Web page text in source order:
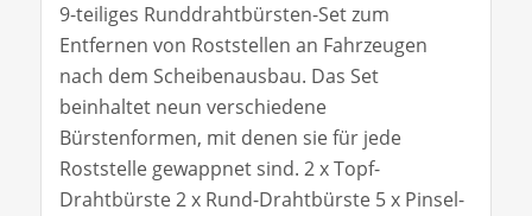
9-teiliges Runddrahtbürsten-Set zum
Entfernen von Roststellen an Fahrzeugen
nach dem Scheibenausbau. Das Set
beinhaltet neun verschiedene
Bürstenformen, mit denen sie für jede
Roststelle gewappnet sind. 2 x Topf-
Drahtbürste 2 x Rund-Drahtbürste 5 x Pinsel-